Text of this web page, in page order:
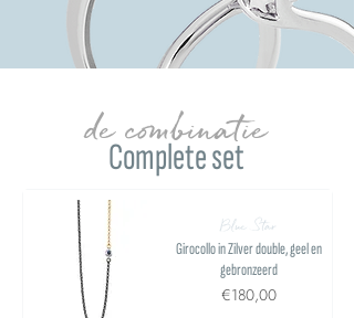
Complete set
de combinatie
Blue Star
Girocollo in Zilver double, geel en
gebronzeerd
€180,00